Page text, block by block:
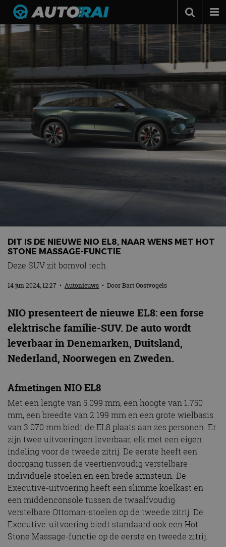
Autonieuws
Autotests
Automerken
Adverteren
Contact
MotorRAI.nl
DIT IS DE NIEUWE NIO EL8, NAAR WENS MET HOT
STONE MASSAGE-FUNCTIE
Deze SUV zit bomvol tech
14 jun 2024, 12:27 • Autonieuws • DoorBart Oostvogels
NIO presenteert de nieuwe EL8: een forse
elektrische familie-SUV. De auto wordt
leverbaar in Denemarken, Duitsland,
Nederland, Noorwegen en Zweden.
Afmetingen NIO EL8
Met een lengte van 5.099 mm, een hoogte van 1.750
mm, een breedte van 2.199 mm en een grote wielbasis
van 3.070 mm biedt de EL8 plaats aan zes personen. Er
zijn twee uitvoeringen leverbaar, elk met een eigen
indeling voor de tweede zitrij. De eerste heeft een
doorgang tussen de veertienvoudig verstelbare
individuele stoelen en een brede armsteun. De
Executive-uitvoering heeft een slimme koelkast en
een middenconsole tussen de twaalfvoudig
verstelbare Ottoman-stoelen op de tweede zitrij. De
Executive-uitvoering biedt standaard ook een Hot
Stone Massage-functie op de eerste en tweede zitrij.